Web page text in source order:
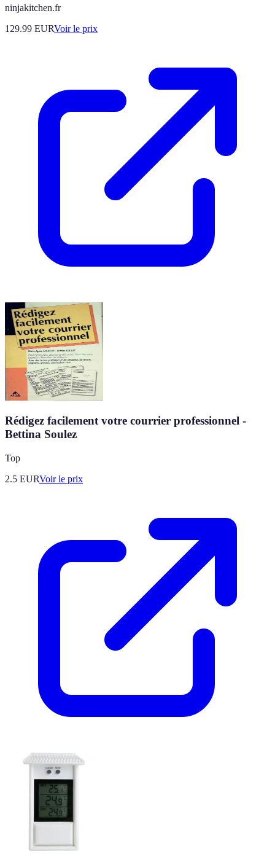
ninjakitchen.fr
129.99 EURVoir le prix
Rédigez facilement votre courrier professionnel -
Bettina Soulez
Top
2.5 EURVoir le prix